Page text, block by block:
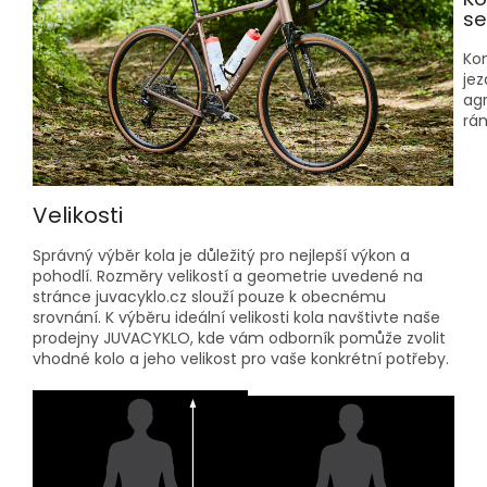
Velikosti
Správný výběr kola je důležitý pro nejlepší výkon a
pohodlí. Rozměry velikostí a geometrie uvedené na
stránce juvacyklo.cz slouží pouze k obecnému
srovnání. K výběru ideální velikosti kola navštivte naše
prodejny JUVACYKLO, kde vám odborník pomůže zvolit
vhodné kolo a jeho velikost pro vaše konkrétní potřeby.